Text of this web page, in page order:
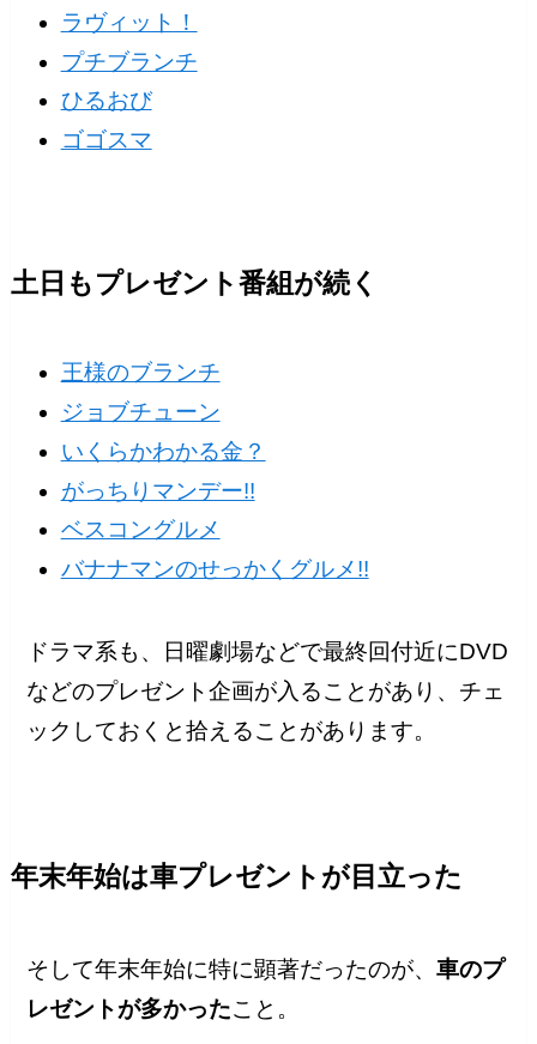
ラヴィット！
プチブランチ
ひるおび
ゴゴスマ
土日もプレゼント番組が続く
王様のブランチ
ジョブチューン
いくらかわかる金？
がっちりマンデー!!
ベスコングルメ
バナナマンのせっかくグルメ!!
ドラマ系も、日曜劇場などで最終回付近にDVD
などのプレゼント企画が入ることがあり、チェ
ックしておくと拾えることがあります。
年末年始は車プレゼントが目立った
そして年末年始に特に顕著だったのが、車のプ
レゼントが多かったこと。